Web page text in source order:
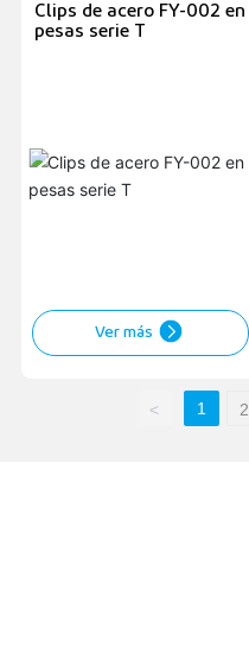
Clips de acero FY-002 en
pesas serie T
Ver más
< 1 2